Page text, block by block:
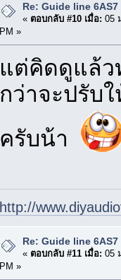
Re: Guide line
« ตอบกลับ #10 เมื่อ: 05
PM »
แต่คิดดูแล้ว
กว่าจะปรับใ
ครับน้า
http://
Re: Guide line
« ตอบกลับ #11 เมื่อ: 05
PM »